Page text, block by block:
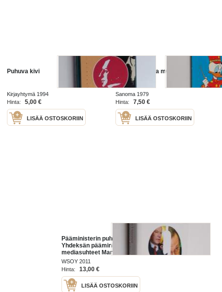
Puhuva kivi
Kirjayhtymä 1994
Hinta:
5,00 €
LISÄÄ OSTOSKORIIN
Puhuva koira ja muita Aku Ankan
parhaita
Sanoma 1979
Hinta:
7,50 €
LISÄÄ OSTOSKORIIN
Pääministerin puhuva pää -
Yhdeksän pääministerin
mediasuhteet Martti Miettusesta
Mari Kiviniemeen
WSOY 2011
Hinta:
13,00 €
LISÄÄ OSTOSKORIIN